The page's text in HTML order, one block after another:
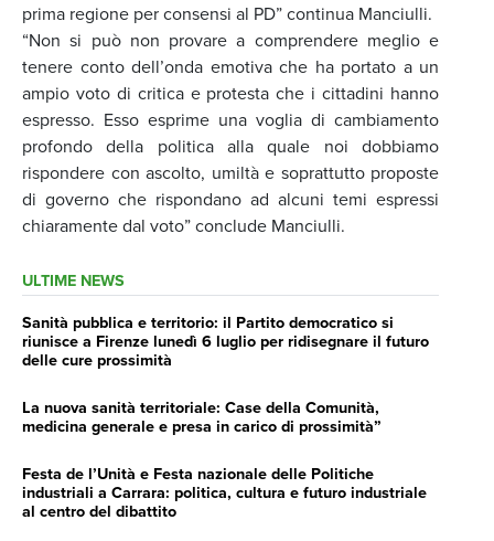
prima regione per consensi al PD” continua Manciulli.
“Non si può non provare a comprendere meglio e
tenere conto dell’onda emotiva che ha portato a un
ampio voto di critica e protesta che i cittadini hanno
espresso. Esso esprime una voglia di cambiamento
profondo della politica alla quale noi dobbiamo
rispondere con ascolto, umiltà e soprattutto proposte
di governo che rispondano ad alcuni temi espressi
chiaramente dal voto” conclude Manciulli.
ULTIME NEWS
Sanità pubblica e territorio: il Partito democratico si
riunisce a Firenze lunedì 6 luglio per ridisegnare il futuro
delle cure prossimità
La nuova sanità territoriale: Case della Comunità,
medicina generale e presa in carico di prossimità”
Festa de l’Unità e Festa nazionale delle Politiche
industriali a Carrara: politica, cultura e futuro industriale
al centro del dibattito